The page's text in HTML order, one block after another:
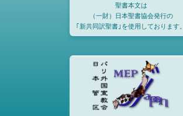
聖書本文は
（一財）日本聖書協会発行の
｢新共同訳聖書｣を使用しております。